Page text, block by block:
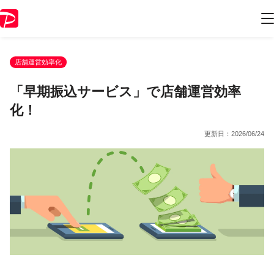
店舗運営効率化
「早期振込サービス」で店舗運営効率
化！
更新日： 2026/06/24